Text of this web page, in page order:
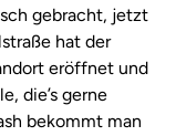
gebracht, jetzt
hat der
eröffnet und
die’s gerne
bekommt man